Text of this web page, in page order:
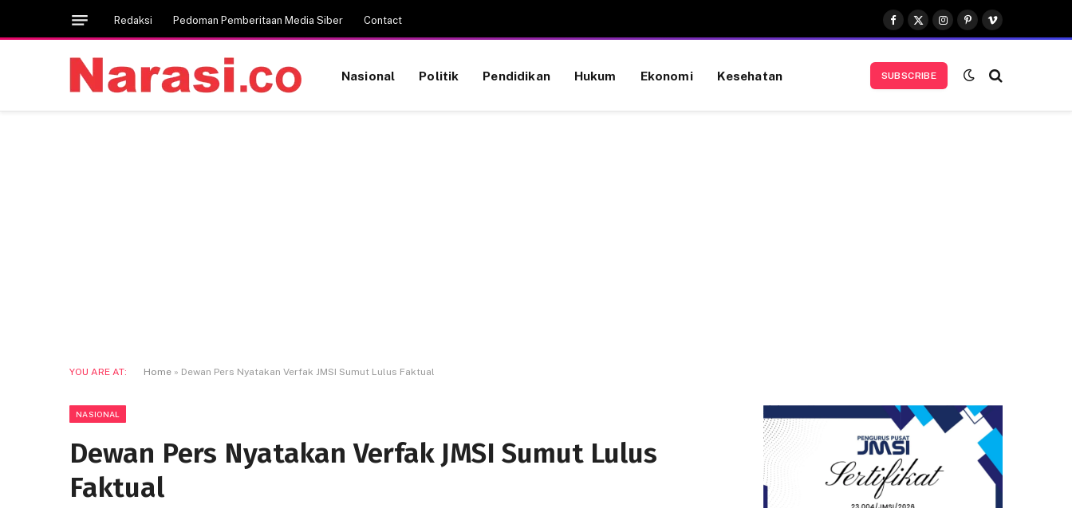
Redaksi Pedoman Pemberitaan Media Siber Contact
Facebook
X
(Twitter)
Instagram
Pinterest
Vimeo
Nasional Politik Pendidikan Hukum Ekonomi Kesehatan SUBSCRIBE
YOU ARE AT: Home » Dewan Pers Nyatakan Verfak JMSI Sumut Lulus Faktual
NASIONAL
Dewan Pers Nyatakan Verfak JMSI Sumut Lulus
Faktual